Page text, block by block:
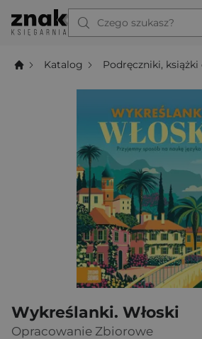
Czego szukasz?
Katalog Podręczniki,
Wykreślanki. Włoski
Opracowanie Zbiorowe